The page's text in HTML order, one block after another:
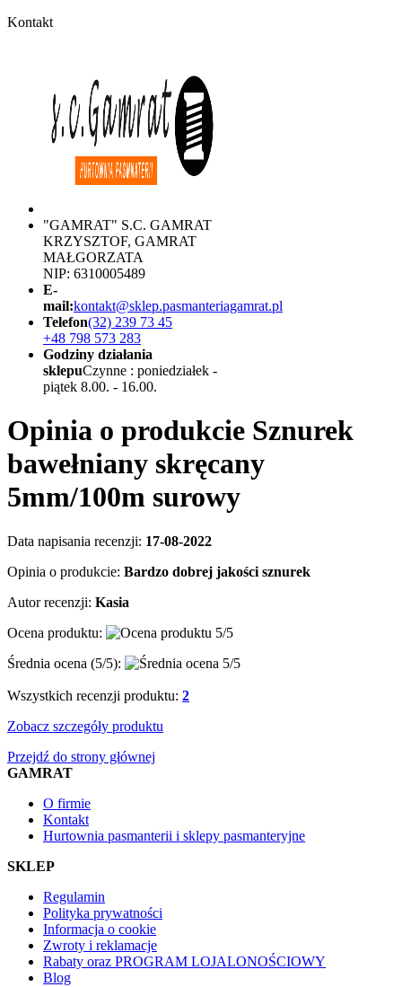
Kontakt
"GAMRAT" S.C. GAMRAT
KRZYSZTOF, GAMRAT
MAŁGORZATA
NIP: 6310005489
E-
mail:kontakt@sklep.pasmanteriagamrat.pl
Telefon(32) 239 73 45
+48 798 573 283
Godziny działania
sklepuCzynne : poniedziałek -
piątek 8.00. - 16.00.
Opinia o produkcie Sznurek
bawełniany skręcany
5mm/100m surowy
Data napisania recenzji: 17-08-2022
Opinia o produkcie: Bardzo dobrej jakości sznurek
Autor recenzji: Kasia
Ocena produktu:
Średnia ocena (5/5):
Wszystkich recenzji produktu: 2
Zobacz szczegóły produktu
Przejdź do strony głównej
GAMRAT
O firmie
Kontakt
Hurtownia pasmanterii i sklepy pasmanteryjne
SKLEP
Regulamin
Polityka prywatności
Informacja o cookie
Zwroty i reklamacje
Rabaty oraz PROGRAM LOJALONOŚCIOWY
Blog